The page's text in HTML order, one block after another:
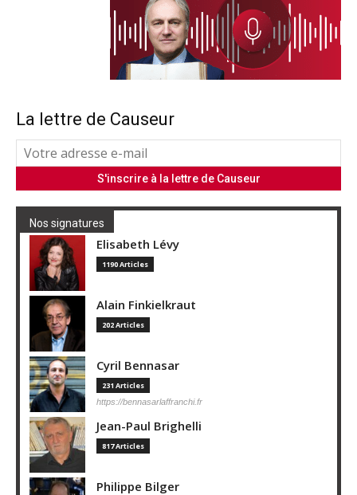
La lettre de Causeur
Nos signatures
Elisabeth Lévy
1190 Articles
Alain Finkielkraut
202 Articles
Cyril Bennasar
231 Articles
https://bennasarlaffranchi.fr
Jean-Paul Brighelli
817 Articles
Philippe Bilger